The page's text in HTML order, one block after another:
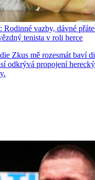
Rodinné vazby, dávné
tenista v roli herce
Zkus mě rozesmát baví
odkrývá propojení